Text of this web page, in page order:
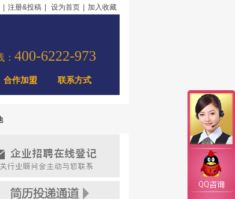
注册&投稿 设为首页 加入收藏
400-6222-973
合作加盟 联系方式